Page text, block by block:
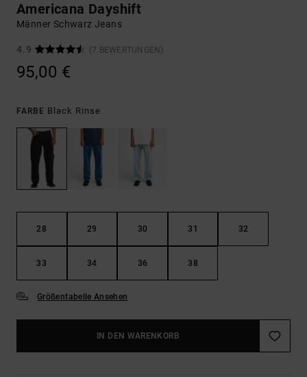
Americana Dayshift
Männer Schwarz Jeans
4.9 (7 BEWERTUNGEN)
95,00 €
FARBE Black Rinse
28 29 30 31 32
33 34 36 38
Größentabelle Ansehen
IN DEN WARENKORB